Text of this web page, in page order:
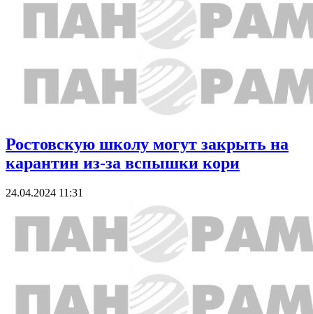
Ростовскую школу могут закрыть на
карантин из-за вспышки кори
24.04.2024 11:31